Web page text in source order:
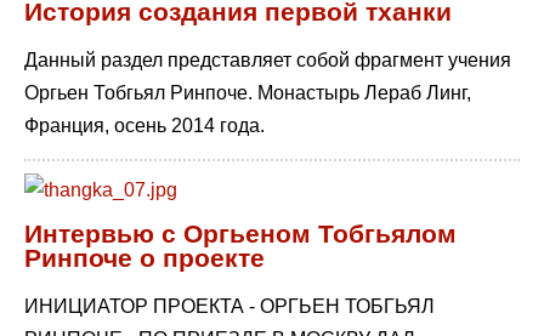
История создания первой тханки
Данный раздел представляет собой фрагмент учения
Оргьен Тобгьял Ринпоче. Монастырь Лераб Линг,
Франция, осень 2014 года.
Интервью с Оргьеном Тобгьялом
Ринпоче о проекте
ИНИЦИАТОР ПРОЕКТА - ОРГЬЕН ТОБГЬЯЛ